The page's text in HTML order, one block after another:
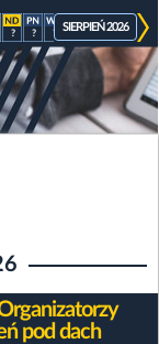
? ? ? ? ? ?
SIERPIEŃ 2026
pod dach